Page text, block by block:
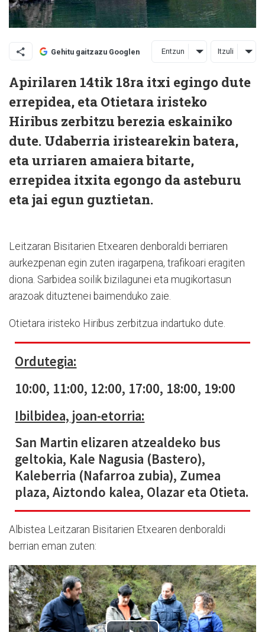
Gehitu gaitzazu Googlen Entzun Itzuli
Apirilaren 14tik 18ra itxi egingo dute
errepidea, eta Otietara iristeko
Hiribus zerbitzu berezia eskainiko
dute. Udaberria iristearekin batera,
eta urriaren amaiera bitarte,
errepidea itxita egongo da asteburu
eta jai egun guztietan.
Leitzaran Bisitarien Etxearen denboraldi berriaren
aurkezpenan egin zuten iragarpena, trafikoari eragiten
diona. Sarbidea soilik bizilagunei eta mugikortasun
arazoak dituztenei baimenduko zaie.
Otietara iristeko Hiribus zerbitzua indartuko dute.
Ordutegia:
10:00, 11:00, 12:00, 17:00, 18:00, 19:00
Ibilbidea, joan-etorria:
San Martin elizaren atzealdeko bus
geltokia, Kale Nagusia (Bastero),
Kaleberria (Nafarroa zubia), Zumea
plaza, Aiztondo kalea, Olazar eta Otieta.
Albistea Leitzaran Bisitarien Etxearen denboraldi
berrian eman zuten: